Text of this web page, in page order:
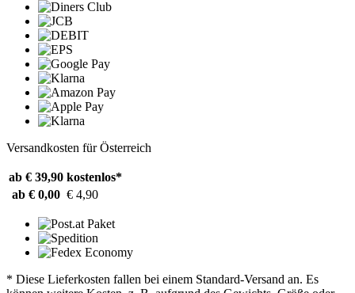
Versandkosten für Österreich
ab € 39,90 kostenlos*
ab € 0,00 € 4,90
* Diese Lieferkosten fallen bei einem Standard-Versand an. Es